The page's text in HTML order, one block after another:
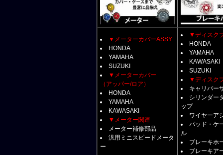
▼メーターカバーASSY
HONDA
YAMAHA
SUZUKI
▼メーターカバー
（アッパー/ロア）
HONDA
YAMAHA
KAWASAKI
▼メーター関連
メーター補修部品
汎用ミニスピードメータ
ー
▼ディスク
HONDA
YAMAHA
KAWASAKI
SUZUKI
▼ディスク
キャリパー
シリンダー
ップ
ワイヤーア
パッド・ケ
ル
ブレーキホ
ブレーキア